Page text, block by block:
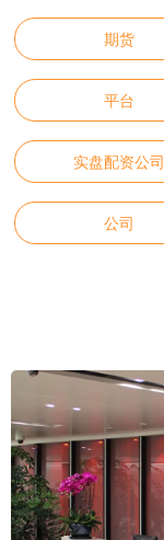
期货
平台
实盘配资公司
公司